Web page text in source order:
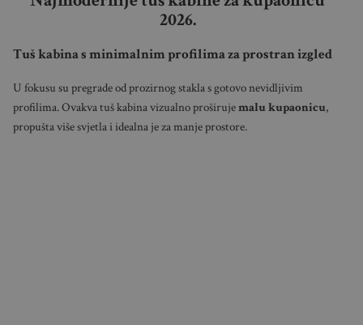
2026.
Tuš kabina s minimalnim profilima za prostran izgled
U fokusu su pregrade od prozirnog stakla s gotovo nevidljivim
profilima. Ovakva tuš kabina vizualno proširujemalu kupaonicu,
propušta više svjetla i idealna je za manje prostore.